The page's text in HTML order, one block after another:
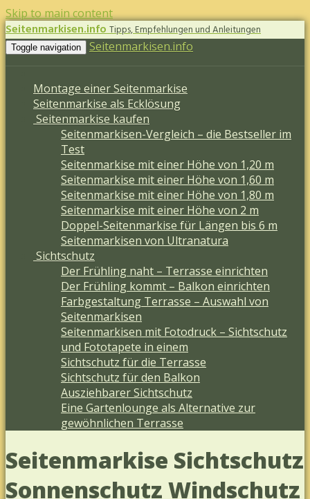
Skip to main content
Seitenmarkisen.infoTipps, Empfehlungen und Anleitungen
Toggle navigation Seitenmarkisen.info
Montage einer Seitenmarkise
Seitenmarkise als Ecklösung
Seitenmarkise kaufen
Seitenmarkisen-Vergleich – die Bestseller im
Test
Seitenmarkise mit einer Höhe von 1,20 m
Seitenmarkise mit einer Höhe von 1,60 m
Seitenmarkise mit einer Höhe von 1,80 m
Seitenmarkise mit einer Höhe von 2 m
Doppel-Seitenmarkise für Längen bis 6 m
Seitenmarkisen von Ultranatura
Sichtschutz
Der Frühling naht – Terrasse einrichten
Der Frühling kommt – Balkon einrichten
Farbgestaltung Terrasse – Auswahl von
Seitenmarkisen
Seitenmarkisen mit Fotodruck – Sichtschutz
und Fototapete in einem
Sichtschutz für die Terrasse
Sichtschutz für den Balkon
Ausziehbarer Sichtschutz
Eine Gartenlounge als Alternative zur
gewöhnlichen Terrasse
Seitenmarkise Sichtschutz
Sonnenschutz Windschutz